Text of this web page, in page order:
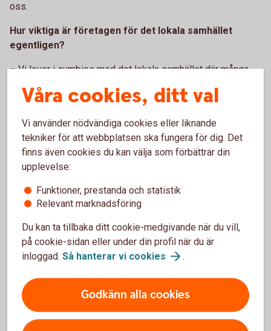
oss.
Hur viktiga är företagen för det lokala samhället
egentligen?
– Vi lever i symbios med det lokala samhället där många
aktörer är särskilt viktiga. Det gäller naturligtvis näringslivet
och våra företag men likväl också skola, vård och omsorg
handen om våra orter är attraktiva att bo, leva och verka i för
såväl våra företag men även privatpersoner. Inom många av
dessa områden kan banken göra skillnad och vara en
positiv kraft för fortsatt utveckling.
Urval av yrkeslivserfarenheter:
såväl lokalt, regionalt och nationellt.
20 år som vd Sala Sparbank
Styrelseledamot Sala Sparbank
Styrelseledamot Sparbankernas Riksförbund
Styrelseledamot i olika näringslivsbolag i Sala och Heby
Våra cookies, ditt val
Vi använder nödvändiga cookies eller liknande
tekniker för att webbplatsen ska fungera för dig. Det
finns även cookies du kan välja som förbättrar din
upplevelse:
Funktioner, prestanda och statistik
Relevant marknadsföring
Du kan ta tillbaka ditt cookie-medgivande när du vill,
på cookie-sidan eller under din profil när du är
inloggad. Så hanterar vi cookies .
Godkänn alla cookies